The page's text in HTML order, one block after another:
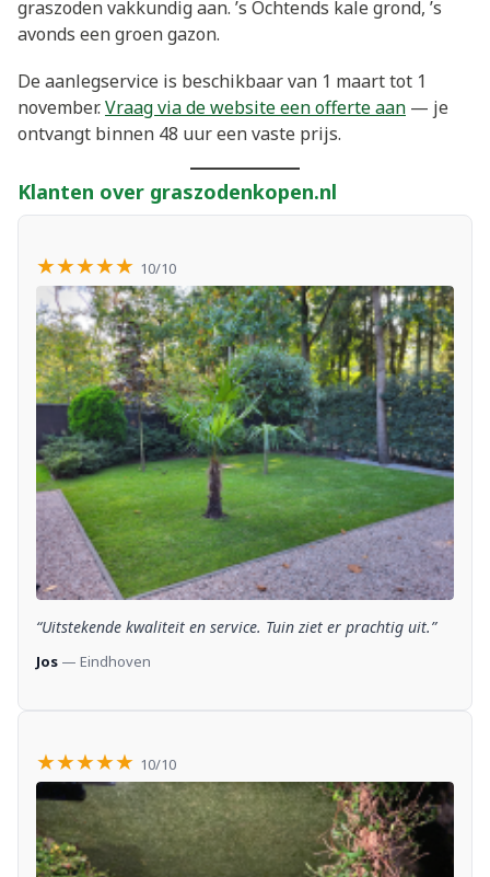
graszoden vakkundig aan. ’s Ochtends kale grond, ’s
avonds een groen gazon.
De aanlegservice is beschikbaar van 1 maart tot 1
november.Vraag via de website een offerte aan — je
ontvangt binnen 48 uur een vaste prijs.
Klanten over graszodenkopen.nl
★★★★★ 10/10
“Uitstekende kwaliteit en service. Tuin ziet er prachtig uit.”
Jos — Eindhoven
★★★★★ 10/10